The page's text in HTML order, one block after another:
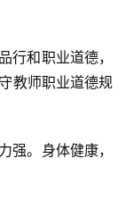
行和职业道德，
教师职业道德规
强。身体健康，